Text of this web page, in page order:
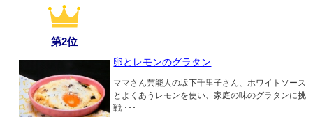
第2位
卵とレモンのグラタン
ママさん芸能人の坂下千里子さん、ホワイトソース
とよくあうレモンを使い、家庭の味のグラタンに挑
戦 ･･･